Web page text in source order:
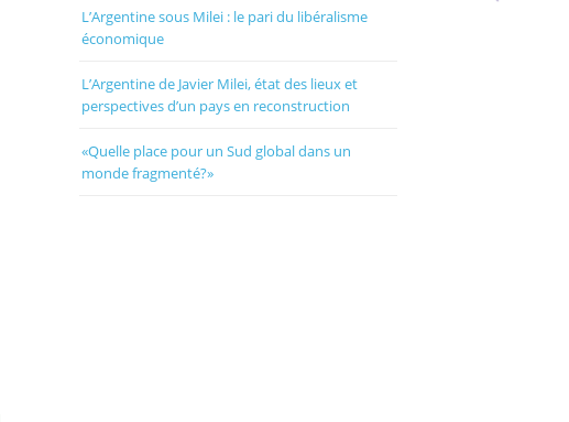
L’Argentine sous Milei : le pari du libéralisme
économique
L’Argentine de Javier Milei, état des lieux et
perspectives d’un pays en reconstruction
«Quelle place pour un Sud global dans un
monde fragmenté?»